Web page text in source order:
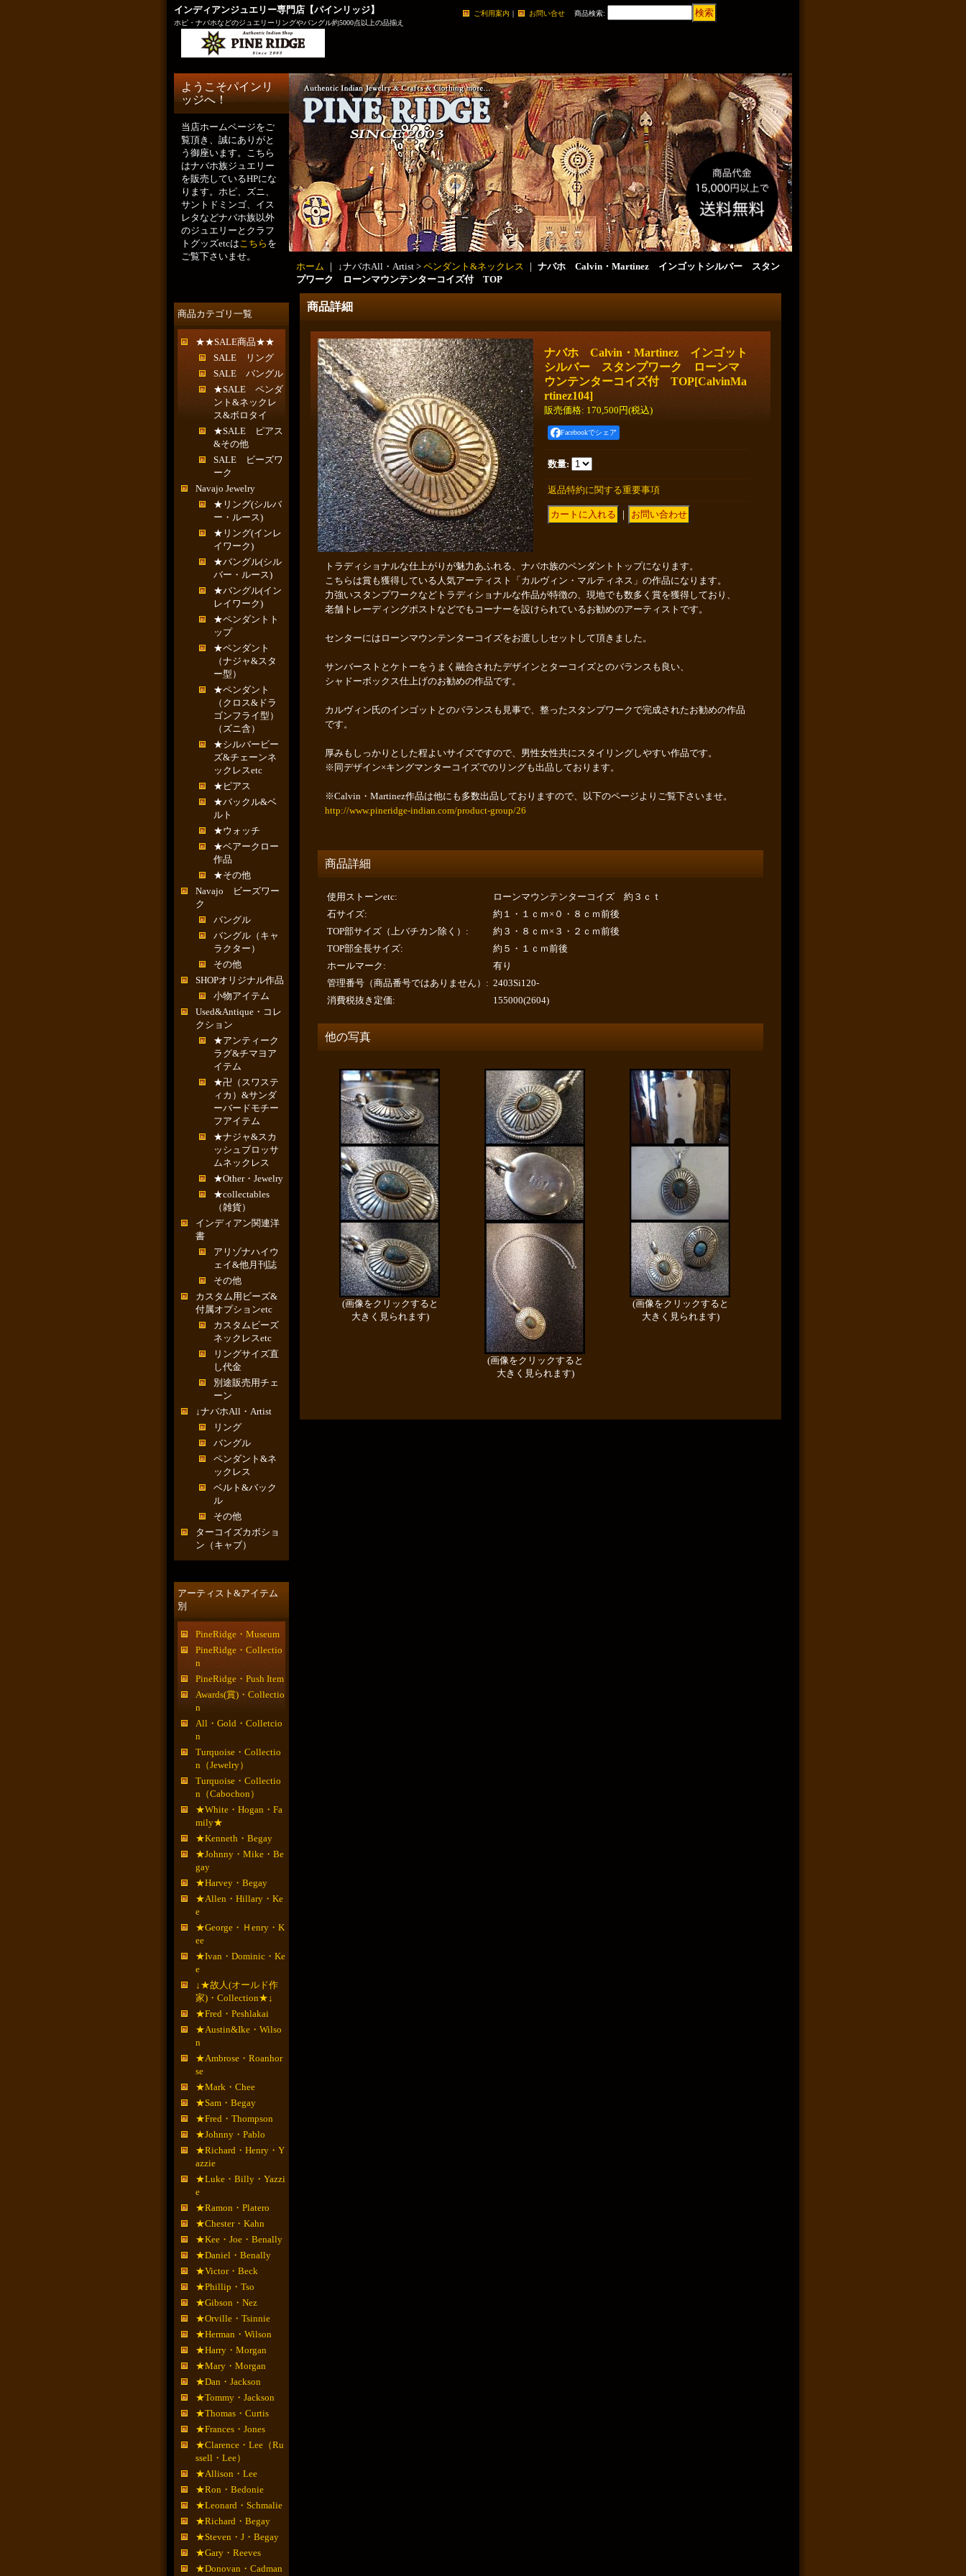
インディアンジュエリー専門店【パインリッジ】
ホピ・ナバホなどのジュエリーリングやバングル約5000点以上の品揃え
ご利用案内 ｜ お問い合せ 商品検索:
ようこそパインリ
ッジへ！
当店ホームページをご
覧頂き、誠にありがと
う御座います。こちら
はナバホ族ジュエリー
を販売しているHPにな
ります。ホピ、ズニ、
サントドミンゴ、イス
レタなどナバホ族以外
のジュエリーとクラフ
トグッズetcはこちら を
ご覧下さいませ。
商品カテゴリ一覧
★★SALE商品★★
SALE リング
SALE バングル
★SALE ペンダ
ント&ネックレ
ス&ボロタイ
★SALE ピアス
&その他
SALE ビーズワ
ーク
Navajo Jewelry
★リング(シルバ
ー・ルース)
★リング(インレ
イワーク)
★バングル(シル
バー・ルース)
★バングル(イン
レイワーク)
★ペンダントト
ップ
★ペンダント
（ナジャ&スタ
ー型）
★ペンダント
（クロス&ドラ
ゴンフライ型）
（ズニ含）
★シルバービー
ズ&チェーンネ
ックレスetc
★ピアス
★バックル&ベ
ルト
★ウォッチ
★ベアークロー
作品
★その他
Navajo ビーズワー
ク
バングル
バングル（キャ
ラクター）
その他
SHOPオリジナル作品
小物アイテム
Used&Antique・コレ
クション
★アンティーク
ラグ&チマヨア
イテム
★卍（スワステ
ィカ）&サンダ
ーバードモチー
フアイテム
★ナジャ&スカ
ッシュブロッサ
ムネックレス
★Other・Jewelry
★collectables
（雑貨）
インディアン関連洋
書
アリゾナハイウ
ェイ&他月刊誌
その他
カスタム用ビーズ&
付属オプションetc
カスタムビーズ
ネックレスetc
リングサイズ直
し代金
別途販売用チェ
ーン
↓ナバホAll・Artist
リング
バングル
ペンダント&ネ
ックレス
ベルト&バック
ル
その他
ターコイズカボショ
ン（キャブ）
アーティスト&アイテム
別
PineRidge・Museum
PineRidge・Collectio
n
PineRidge・Push Item
Awards(賞)・Collectio
n
All・Gold・Colletcio
n
Turquoise・Collectio
n（Jewelry）
Turquoise・Collectio
n（Cabochon）
★White・Hogan・Fa
mily★
★Kenneth・Begay
★Johnny・Mike・Be
gay
★Harvey・Begay
★Allen・Hillary・Ke
e
★George・Ｈenry・K
ee
★Ivan・Dominic・Ke
e
↓★故人(オールド作
家)・Collection★↓
★Fred・Peshlakai
★Austin&Ike・Wilso
n
★Ambrose・Roanhor
se
★Mark・Chee
★Sam・Begay
★Fred・Thompson
★Johnny・Pablo
★Richard・Henry・Y
azzie
★Luke・Billy・Yazzi
e
★Ramon・Platero
★Chester・Kahn
★Kee・Joe・Benally
★Daniel・Benally
★Victor・Beck
★Phillip・Tso
★Gibson・Nez
★Orville・Tsinnie
★Herman・Wilson
★Harry・Morgan
★Mary・Morgan
★Dan・Jackson
★Tommy・Jackson
★Thomas・Curtis
★Frances・Jones
★Clarence・Lee（Ru
ssell・Lee）
★Allison・Lee
★Ron・Bedonie
★Leonard・Schmalie
★Richard・Begay
★Steven・J・Begay
★Gary・Reeves
★Donovan・Cadman
ホーム ｜ ↓ナバホAll・Artist > ペンダント&ネックレス ｜ ナバホ Calvin・Martinez インゴットシルバー スタン
プワーク ローンマウンテンターコイズ付 TOP
商品詳細
ナバホ Calvin・Martinez インゴット
シルバー スタンプワーク ローンマ
ウンテンターコイズ付 TOP[CalvinMa
rtinez104]
販売価格: 170,500円(税込)
Facebookでシェア
数量:
返品特約に関する重要事項
｜
トラディショナルな仕上がりが魅力あふれる、ナバホ族のペンダントトップになります。
こちらは賞も獲得している人気アーティスト「カルヴィン・マルティネス」の作品になります。
力強いスタンプワークなどトラディショナルな作品が特徴の、現地でも数多く賞を獲得しており、
老舗トレーディングポストなどでもコーナーを設けられているお勧めのアーティストです。
センターにはローンマウンテンターコイズをお渡ししセットして頂きました。
サンバーストとケトーをうまく融合されたデザインとターコイズとのバランスも良い、
シャドーボックス仕上げのお勧めの作品です。
カルヴィン氏のインゴットとのバランスも見事で、整ったスタンプワークで完成されたお勧めの作品
です。
厚みもしっかりとした程よいサイズですので、男性女性共にスタイリングしやすい作品です。
※同デザイン×キングマンターコイズでのリングも出品しております。
※Calvin・Martinez作品は他にも多数出品しておりますので、以下のページよりご覧下さいませ。
http://www.pineridge-indian.com/product-group/26
商品詳細
使用ストーンetc:
ローンマウンテンターコイズ 約３ｃｔ
石サイズ:
約１・１ｃｍ×０・８ｃｍ前後
TOP部サイズ（上バチカン除く） :
約３・８ｃｍ×３・２ｃｍ前後
TOP部全長サイズ:
約５・１ｃｍ前後
ホールマーク :
有り
管理番号（商品番号ではありません） : 2403Si120-
消費税抜き定価: 155000(2604)
他の写真
(画像をクリックすると
大きく見られます)
(画像をクリックすると
大きく見られます)
(画像をクリックすると
大きく見られます)